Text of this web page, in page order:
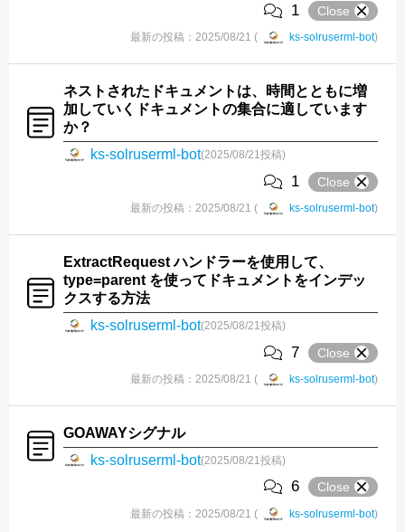
1 Close
最新の投稿：2025/08/21 ( ks-solruserml-bot)
ネストされたドキュメントは、時間とともに増
加していくドキュメントの集合に適しています
か？
ks-solruserml-bot(2025/08/21投稿)
1 Close
最新の投稿：2025/08/21 ( ks-solruserml-bot)
ExtractRequest ハンドラーを使用して、
type=parent を使ってドキュメントをインデッ
クスする方法
ks-solruserml-bot(2025/08/21投稿)
7 Close
最新の投稿：2025/08/21 ( ks-solruserml-bot)
GOAWAYシグナル
ks-solruserml-bot(2025/08/21投稿)
6 Close
最新の投稿：2025/08/21 ( ks-solruserml-bot)